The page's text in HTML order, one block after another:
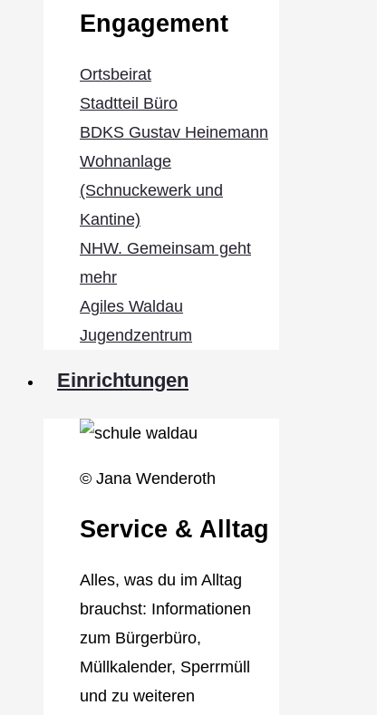
Engagement
Ortsbeirat
Stadtteil Büro
BDKS Gustav Heinemann
Wohnanlage
(Schnuckewerk und
Kantine)
NHW. Gemeinsam geht
mehr
Agiles Waldau
Jugendzentrum
Einrichtungen
© Jana Wenderoth
Service & Alltag
Alles, was du im Alltag
brauchst: Informationen
zum Bürgerbüro,
Müllkalender, Sperrmüll
und zu weiteren